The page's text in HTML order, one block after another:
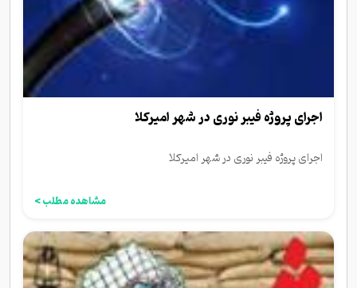
اجرای پروژه فیبر نوری در شهر امیرکلا
اجرای پروژه فیبر نوری در شهر امیرکلا
مشاهده مطلب >